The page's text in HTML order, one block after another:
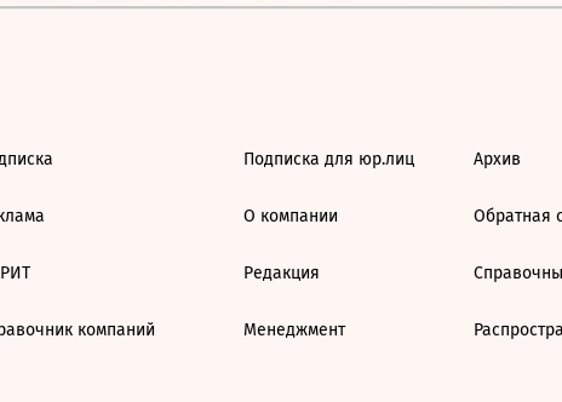
компаний
Подписка для юр.лиц
О компании
Редакция
Менеджмент
Архив
Обратная